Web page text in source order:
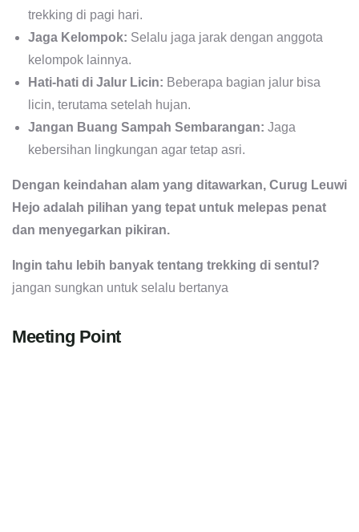
trekking di pagi hari.
Jaga Kelompok: Selalu jaga jarak dengan anggota
kelompok lainnya.
Hati-hati di Jalur Licin: Beberapa bagian jalur bisa
licin, terutama setelah hujan.
Jangan Buang Sampah Sembarangan: Jaga
kebersihan lingkungan agar tetap asri.
Dengan keindahan alam yang ditawarkan, Curug Leuwi
Hejo adalah pilihan yang tepat untuk melepas penat
dan menyegarkan pikiran.
Ingin tahu lebih banyak tentang trekking di sentul?
jangan sungkan untuk selalu bertanya
Meeting Point